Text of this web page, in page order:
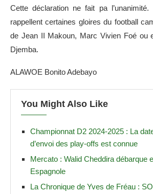
Cette déclaration ne fait pa
rappellent certaines gloires du football
de Jean II Makoun, Marc Vivien Foé ou
Djemba.
ALAWOE Bonito Adebayo
You Might Also Like
Championnat D2 2024-2025 : La
d’envoi des play-offs est connue
Mercato : Walid Cheddira débarque
Espagnole
La Chronique de Yves de Fréau :